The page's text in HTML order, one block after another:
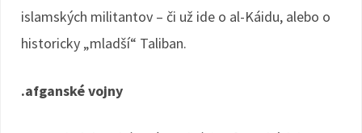
islamských militantov – či už ide o al-Káidu, alebo o
historicky „mladší“ Taliban.
.afganské vojny